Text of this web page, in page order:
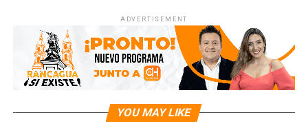
ADVERTISEMENT
YOU MAY LIKE